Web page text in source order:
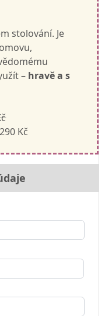
stolování. Je
– hravě a s
Kč